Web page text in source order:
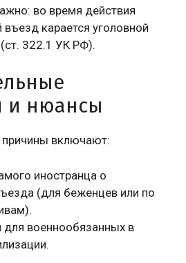
во время действия
карается уголовной
322.1 УК РФ).
и нюансы
причины включают:
иностранца о
(для беженцев или по
для военнообязанных в